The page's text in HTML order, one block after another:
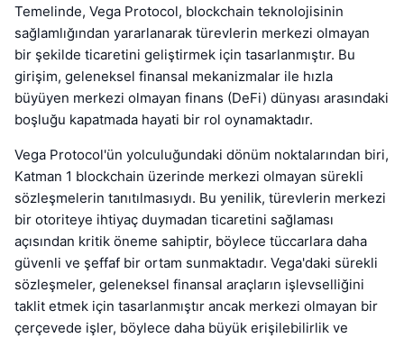
Temelinde, Vega Protocol, blockchain teknolojisinin
sağlamlığından yararlanarak türevlerin merkezi olmayan
bir şekilde ticaretini geliştirmek için tasarlanmıştır. Bu
girişim, geleneksel finansal mekanizmalar ile hızla
büyüyen merkezi olmayan finans (DeFi) dünyası arasındaki
boşluğu kapatmada hayati bir rol oynamaktadır.
Vega Protocol'ün yolculuğundaki dönüm noktalarından biri,
Katman 1 blockchain üzerinde merkezi olmayan sürekli
sözleşmelerin tanıtılmasıydı. Bu yenilik, türevlerin merkezi
bir otoriteye ihtiyaç duymadan ticaretini sağlaması
açısından kritik öneme sahiptir, böylece tüccarlara daha
güvenli ve şeffaf bir ortam sunmaktadır. Vega'daki sürekli
sözleşmeler, geleneksel finansal araçların işlevselliğini
taklit etmek için tasarlanmıştır ancak merkezi olmayan bir
çerçevede işler, böylece daha büyük erişilebilirlik ve